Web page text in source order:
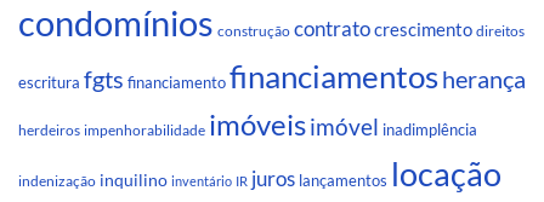
condomínios construção contratocrescimento direitos
escritura fgts financiamentofinanciamentosherança
herdeiros impenhorabilidade imóveisimóvel inadimplência
indenização inquilino inventário IR juros lançamentos locação